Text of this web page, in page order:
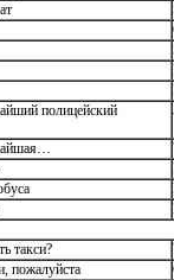
полицейский
такси?
пожалуйста